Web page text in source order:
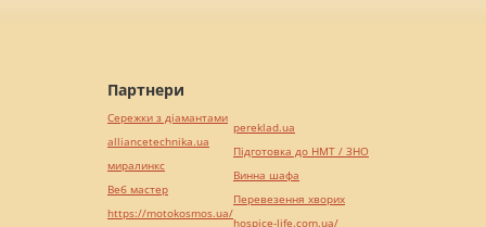
Партнери
Сережки з діамантами
alliancetechnika.ua
миралинкс
Веб мастер
https://motokosmos.ua/
pereklad.ua
Підготовка до НМТ / ЗНО
Винна шафа
Перевезення хворих
hospice-life.com.ua/